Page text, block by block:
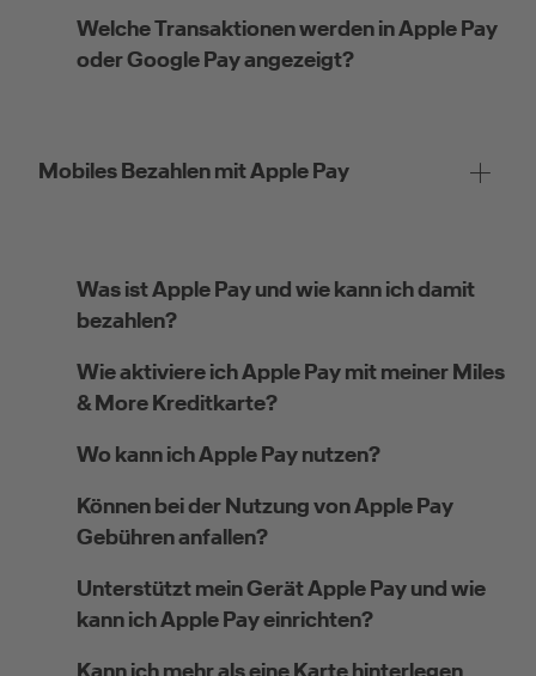
Welche Transaktionen werden in Apple Pay
oder Google Pay angezeigt?
Mobiles Bezahlen mit Apple Pay
Was ist Apple Pay und wie kann ich damit
bezahlen?
Wie aktiviere ich Apple Pay mit meiner Miles
& More Kreditkarte?
Wo kann ich Apple Pay nutzen?
Können bei der Nutzung von Apple Pay
Gebühren anfallen?
Unterstützt mein Gerät Apple Pay und wie
kann ich Apple Pay einrichten?